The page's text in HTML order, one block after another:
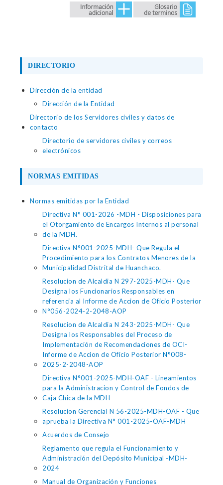
DIRECTORIO
Dirección de la entidad
Dirección de la Entidad
Directorio de los Servidores civiles y datos de
contacto
Directorio de servidores civiles y correos
electrónicos
NORMAS EMITIDAS
Normas emitidas por la Entidad
Directiva N° 001-2026 -MDH - Disposiciones para
el Otorgamiento de Encargos Internos al personal
de la MDH.
Directiva N°001-2025-MDH- Que Regula el
Procedimiento para los Contratos Menores de la
Municipalidad Distrital de Huanchaco.
Resolucion de Alcaldia N 297-2025-MDH- Que
Designa los Funcionarios Responsables en
referencia al Informe de Accion de Oficio Posterior
N°056-2024-2-2048-AOP
Resolucion de Alcaldia N 243-2025-MDH- Que
Designa los Responsables del Proceso de
Implementación de Recomendaciones de OCI-
Informe de Accion de Oficio Posterior N°008-
2025-2-2048-AOP
Directiva N°001-2025-MDH-OAF - Lineamientos
para la Administracion y Control de Fondos de
Caja Chica de la MDH
Resolucion Gerencial N 56-2025-MDH-OAF - Que
aprueba la Directiva N° 001-2025-OAF-MDH
Acuerdos de Consejo
Reglamento que regula el Funcionamiento y
Administración del Depósito Municipal -MDH-
2024
Manual de Organización y Funciones